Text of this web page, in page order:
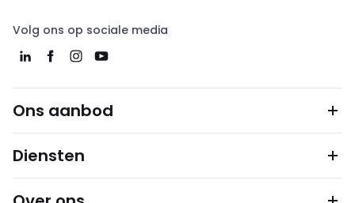
Volg ons op sociale media
Ons aanbod
Diensten